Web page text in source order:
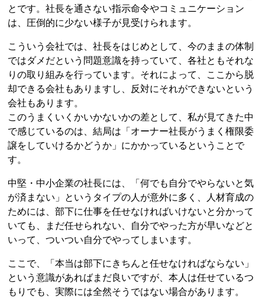
とです。社長を通さない指示命令やコミュニケーション
は、圧倒的に少ない様子が見受けられます。
こういう会社では、社長をはじめとして、今のままの体制
ではダメだという問題意識を持っていて、各社ともそれな
りの取り組みを行っています。それによって、ここから脱
却できる会社もありますし、反対にそれができないという
会社もあります。
このうまくいくかいかないかの差として、私が見てきた中
で感じているのは、結局は「オーナー社長がうまく権限委
譲をしていけるかどうか」にかかっているということで
す。
中堅・中小企業の社長には、「何でも自分でやらないと気
が済まない」というタイプの人が意外に多く、人材育成の
ためには、部下に仕事を任せなければいけないと分かって
いても、まだ任せられない、自分でやった方が早いなどと
いって、ついつい自分でやってしまいます。
ここで、「本当は部下にきちんと任せなければならない」
という意識があればまだ良いですが、本人は任せているつ
もりでも、実際には全然そうではない場合があります。